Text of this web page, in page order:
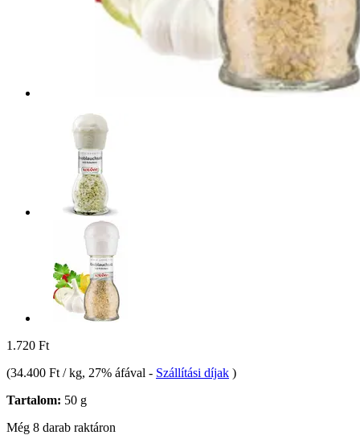
1.720 Ft
(34.400 Ft / kg, 27% áfával - Szállítási díjak )
Tartalom: 50 g
Még 8 darab raktáron